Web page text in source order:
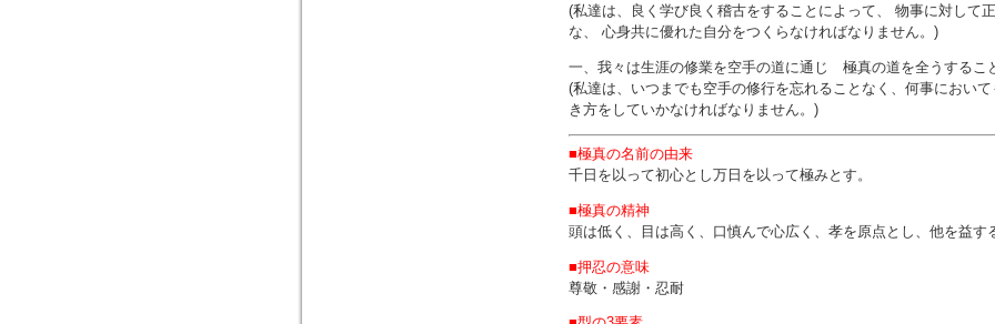
(私達は、良く学び良く稽古をすることによって、 物事に対して
な、 心身共に優れた自分をつくらなければなりません。)
一、我々は生涯の修業を空手の道に通じ 極真の道を全うするこ
(私達は、いつまでも空手の修行を忘れることなく、何事におい
き方をしていかなければなりません。)
■極真の名前の由来
千日を以って初心とし万日を以って極みとす。
■極真の精神
頭は低く、目は高く、口慎んで心広く、孝を原点とし、他を益す
■押忍の意味
尊敬・感謝・忍耐